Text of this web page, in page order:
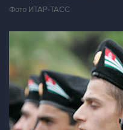
Фото ИТАР-ТАСС